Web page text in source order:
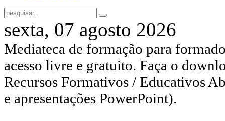
sexta, 07 agosto 2026
Mediateca de formação para
acesso livre e gratuito. Faça o
Recursos Formativos / Educativos
e apresentações PowerPoint).